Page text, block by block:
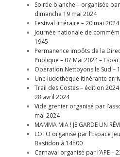
Soirée blanche – organisée
dimanche 19 mai 2024
Festival littéraire – 20 mai
Journée nationale de
1945
Permanence impôts de la
Publique – 07 Mai 2024 –
Opération Nettoyons le Sud –
Une ludothèque itinérante
Trail des Costes – édition
28 avril 2024
Vide grenier organisé par
mai 2024
MAMMA MIA ! JE GARDE UN
LOTO organisé par l’Espace
Bastidon à 14h00
Carnaval organisé par l’APE –